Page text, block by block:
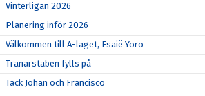
Vinterligan 2026
Planering inför 2026
Välkommen till A-laget, Esaië Yoro
Tränarstaben fylls på
Tack Johan och Francisco